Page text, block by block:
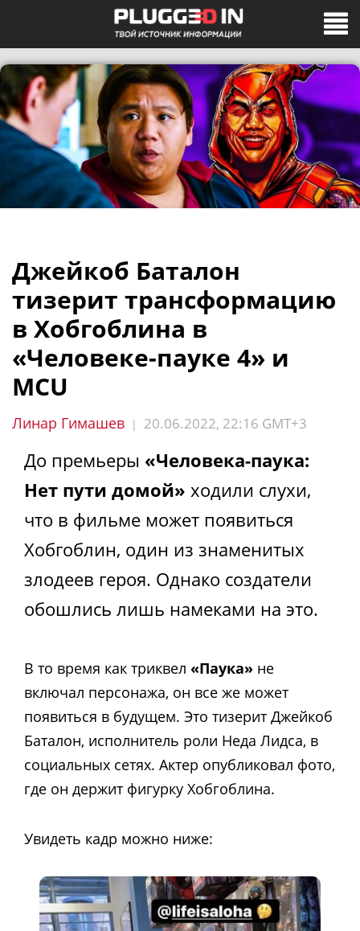
Джейкоб Баталон
тизерит трансформацию
в Хобгоблина в
«Человеке-пауке 4» и
MCU
Линар Гимашев | 20.06.2022, 22:16 GMT+3
До премьеры «Человека-паука:
Нет пути домой» ходили слухи,
что в фильме может появиться
Хобгоблин, один из знаменитых
злодеев героя. Однако создатели
обошлись лишь намеками на это.
В то время как триквел «Паука» не
включал персонажа, он все же может
появиться в будущем. Это тизерит Джейкоб
Баталон, исполнитель роли Неда Лидса, в
социальных сетях. Актер опубликовал фото,
где он держит фигурку Хобгоблина.
Увидеть кадр можно ниже: